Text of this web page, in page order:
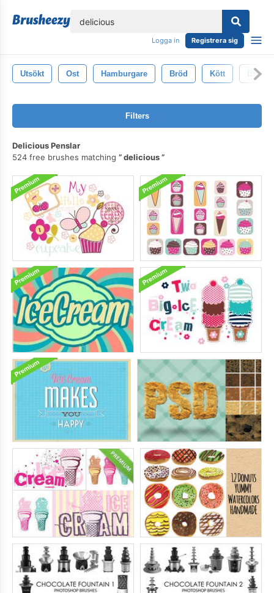
Logga in Registrera sig
Utsökt Ost Hamburgare Bröd Kött Bbq
Filters
Delicious Penslar
524 free brushes matching
delicious